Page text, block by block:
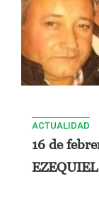
ACTUALIDAD
16 de febrero de